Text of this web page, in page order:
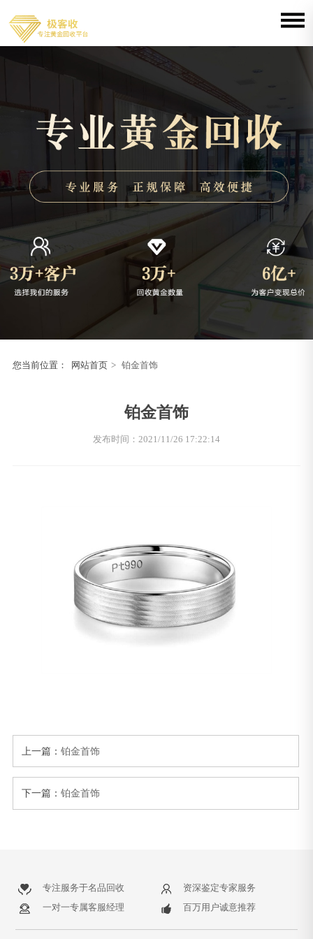
您当前位置： 网站首页 > 铂金首饰
铂金首饰
发布时间：2021/11/26 17:22:14
上一篇：铂金首饰
下一篇：铂金首饰
专注服务于名品回收
资深鉴定专家服务
一对一专属客服经理
百万用户诚意推荐